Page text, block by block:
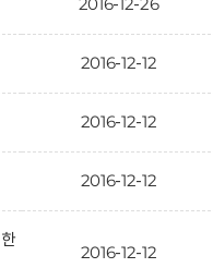
2016-12-12
2016-12-12
2016-12-12
2016-12-12